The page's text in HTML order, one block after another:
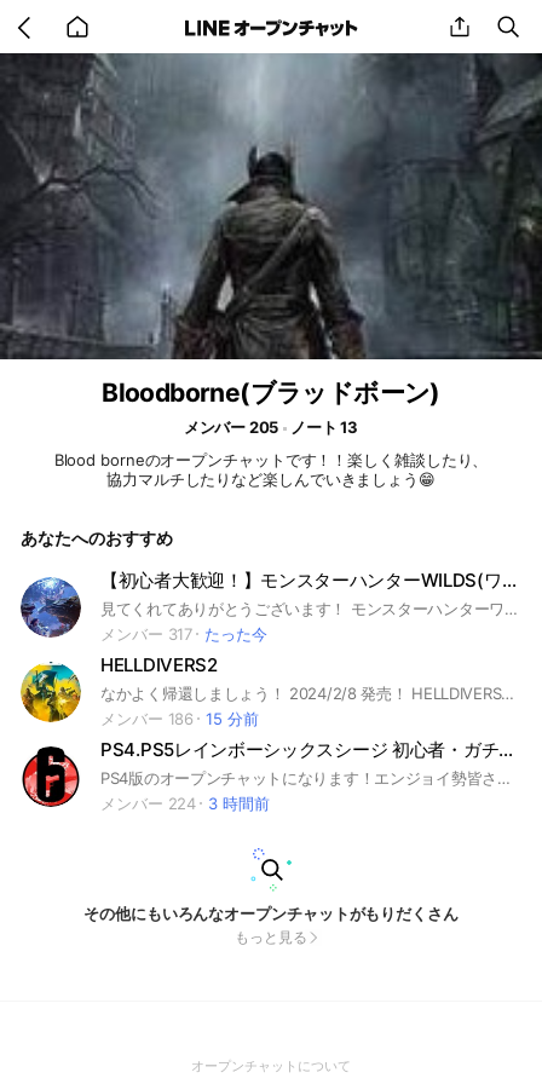
back
to
home
share
Bloodborne(ブラッドボーン)
メンバー 205
ノート 13
Blood borneのオープンチャットです！！楽しく雑談したり、
協力マルチしたりなど楽しんでいきましょう😁
あなたへのおすすめ
【初心者大歓迎！】モンスターハンターWILDS(ワイルズ)集会所!!
見てくれてありがとうございます！ モンスターハンターワイルズのオープンチャットです。IB、RISE:SBなどシリーズ問わず会話してもらって大丈夫です！ 初心者の方もぜひ来てください！乙なんて気にしないスタイルでいきましょう！ 他のゲームの話題、雑談もokです！ #モンハン #モンスターハンター #モンハンライズ#モンスターハンターアイスボーン#モンスターハンターライズ #モンハンワイルズ#MHWILDS #ワイルズ モンハン ワイルズ WILDS アイスボーン ワールド
メンバー 317
たった今
HELLDIVERS2
なかよく帰還しましょう！ 2024/2/8 発売！ HELLDIVERS2 helldivers2 ヘルダイバー2
メンバー 186
15 分前
PS4.PS5レインボーシックスシージ 初心者・ガチ勢誰でも歓迎！！
PS4版のオープンチャットになります！エンジョイ勢皆さんで楽しくプレイしましょう！気軽に参加お待ちしてます！#PS4#r6s#レインボーシックスシージ#虹六
メンバー 224
3 時間前
その他にもいろんなオープンチャットがもりだくさん
もっと見る
オープンチャットについて